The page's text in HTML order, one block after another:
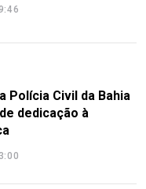
Polícia Civil da Bahia
dedicação à